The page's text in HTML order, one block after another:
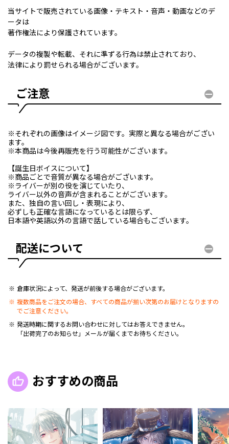
当サイトで販売されている画像・テキスト・音声・動画などのデ
ータは
著作権法により保護されています。
データの複製や転載、それに準ずる行為は禁止されており、
法律により罰せられる場合がございます。
ご注意
※それぞれの画像はイメージ図です。実際と異なる場合がござい
ます。
※本商品は今後再販売を行う可能性がございます。
【誕生日ボイスについて】
※商品ごとで音質が異なる場合がございます。
※ライバーが別の役を演じていたり、
ライバー以外の音声が含まれることがございます。
また、独自の言い回し・表現により、
必ずしも正確な言語になっているとは限らず、
日本語や英語以外の言語で話している場合もございます。
配送について
倉庫状況によって、発送が前後する場合がございます。
複数商品をご注文の場合、すべての商品が揃い次第のお届けとなりますの
でご注意ください。
発送時期に関するお問い合わせに対してはお答えできません。
「出荷完了のお知らせ」メールが届くまでお待ちください。
おすすめの商品